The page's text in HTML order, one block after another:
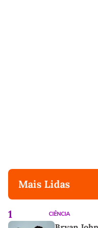
Mais Lidas
1 CIÊNCIA